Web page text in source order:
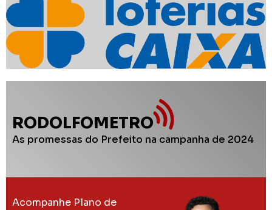
RODOLFOMETRO
As promessas do Prefeito na campanha de 2024
Acompanhe Plano de